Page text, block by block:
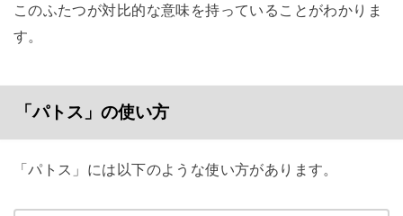
このふたつが対比的な意味を持っていることがわかりま
す。
「パトス」の使い方
「パトス」には以下のような使い方があります。